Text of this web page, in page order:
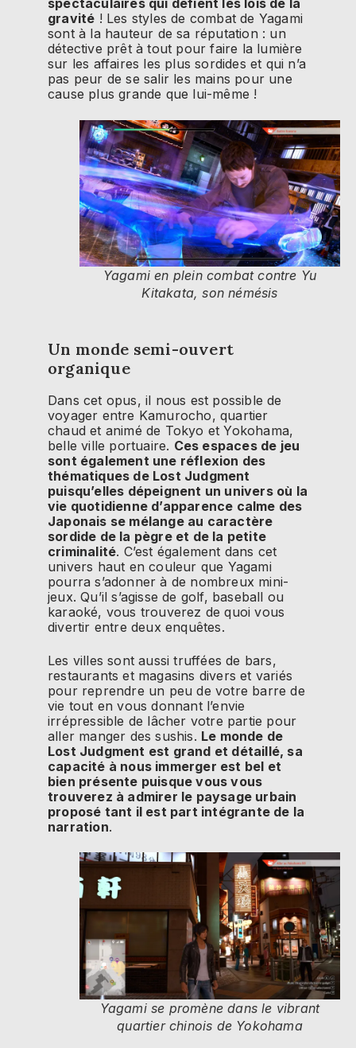
spectaculaires qui défient les lois de la
gravité ! Les styles de combat de Yagami
sont à la hauteur de sa réputation : un
détective prêt à tout pour faire la lumière
sur les affaires les plus sordides et qui n’a
pas peur de se salir les mains pour une
cause plus grande que lui-même !
Yagami en plein combat contre Yu
Kitakata, son némésis
Un monde semi-ouvert
organique
Dans cet opus, il nous est possible de
voyager entre Kamurocho, quartier
chaud et animé de Tokyo et Yokohama,
belle ville portuaire. Ces espaces de jeu
sont également une réflexion des
thématiques de Lost Judgment
puisqu’elles dépeignent un univers où la
vie quotidienne d’apparence calme des
Japonais se mélange au caractère
sordide de la pègre et de la petite
criminalité. C’est également dans cet
univers haut en couleur que Yagami
pourra s’adonner à de nombreux mini-
jeux. Qu’il s’agisse de golf, baseball ou
karaoké, vous trouverez de quoi vous
divertir entre deux enquêtes.
Les villes sont aussi truffées de bars,
restaurants et magasins divers et variés
pour reprendre un peu de votre barre de
vie tout en vous donnant l’envie
irrépressible de lâcher votre partie pour
aller manger des sushis. Le monde de
Lost Judgment est grand et détaillé, sa
capacité à nous immerger est bel et
bien présente puisque vous vous
trouverez à admirer le paysage urbain
proposé tant il est part intégrante de la
narration.
Yagami se promène dans le vibrant
quartier chinois de Yokohama